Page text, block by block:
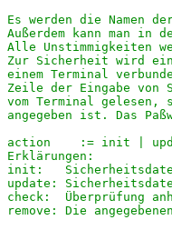
Es werden die Namen
Außerdem kann man
Alle Unstimmigkeiten
Zur Sicherheit wird ein
einem Terminal
Zeile der Eingabe von
vom Terminal gelesen,
angegeben ist. Das
action    := init |
Erklärungen:
init:
update:
check:  Überprüfung
remove: Die